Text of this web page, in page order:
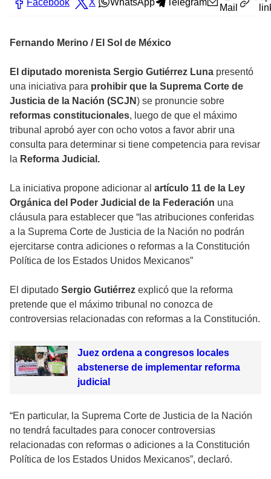
Facebook X WhatsApp Telegram
Mail
Fernando Merino / El Sol de México
El diputado morenista Sergio Gutiérrez Luna presentó
una iniciativa para prohibir que la Suprema Corte de
Justicia de la Nación (SCJN) se pronuncie sobre
reformas constitucionales, luego de que el máximo
tribunal aprobó ayer con ocho votos a favor abrir una
consulta para determinar si tiene competencia para revisar
la Reforma Judicial.
La iniciativa propone adicionar al artículo 11 de la Ley
Orgánica del Poder Judicial de la Federación una
cláusula para establecer que “las atribuciones conferidas
a la Suprema Corte de Justicia de la Nación no podrán
ejercitarse contra adiciones o reformas a la Constitución
Política de los Estados Unidos Mexicanos”
El diputado Sergio Gutiérrez explicó que la reforma
pretende que el máximo tribunal no conozca de
controversias relacionadas con reformas a la Constitución.
Juez ordena a congresos locales
abstenerse de implementar reforma
judicial
“En particular, la Suprema Corte de Justicia de la Nación
no tendrá facultades para conocer controversias
relacionadas con reformas o adiciones a la Constitución
Política de los Estados Unidos Mexicanos”, declaró.